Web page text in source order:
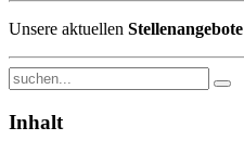
Unsere aktuellen Stellenangebote
Inhalt